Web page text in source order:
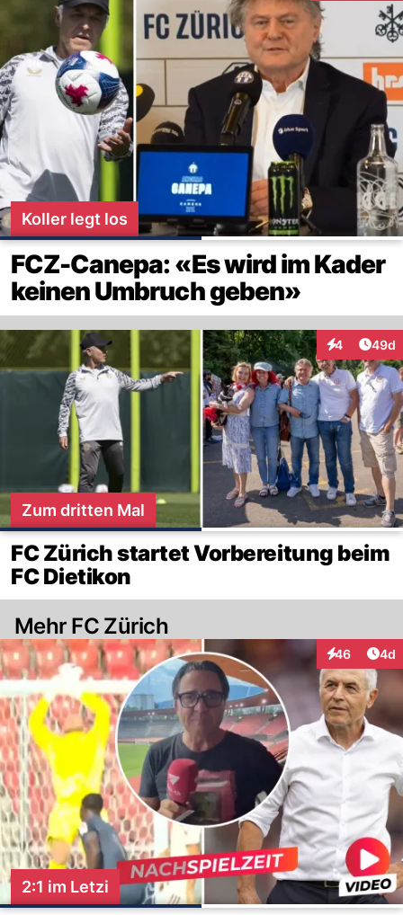
Koller legt los
FCZ-Canepa: «Es wird im Kader
keinen Umbruch geben»
4
Interaktionen
49d
Zum dritten Mal
FC Zürich startet Vorbereitung beim
FC Dietikon
Mehr FC Zürich
46
Interaktionen
4d
2:1 im Letzi